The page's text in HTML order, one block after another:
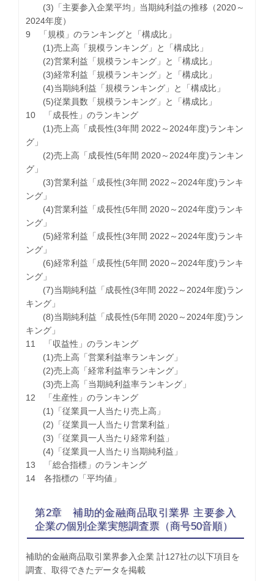
(3)「主要参入企業平均」当期純利益の推移（2020～
2024年度）
9 「規模」のランキングと「構成比」
(1)売上高「規模ランキング」と「構成比」
(2)営業利益「規模ランキング」と「構成比」
(3)経常利益「規模ランキング」と「構成比」
(4)当期純利益「規模ランキング」と「構成比」
(5)従業員数「規模ランキング」と「構成比」
10 「成長性」のランキング
(1)売上高「成長性(3年間 2022～2024年度)ランキン
グ」
(2)売上高「成長性(5年間 2020～2024年度)ランキン
グ」
(3)営業利益「成長性(3年間 2022～2024年度)ランキ
ング」
(4)営業利益「成長性(5年間 2020～2024年度)ランキ
ング」
(5)経常利益「成長性(3年間 2022～2024年度)ランキ
ング」
(6)経常利益「成長性(5年間 2020～2024年度)ランキ
ング」
(7)当期純利益「成長性(3年間 2022～2024年度)ラン
キング」
(8)当期純利益「成長性(5年間 2020～2024年度)ラン
キング」
11 「収益性」のランキング
(1)売上高「営業利益率ランキング」
(2)売上高「経常利益率ランキング」
(3)売上高「当期純利益率ランキング」
12 「生産性」のランキング
(1)「従業員一人当たり売上高」
(2)「従業員一人当たり営業利益」
(3)「従業員一人当たり経常利益」
(4)「従業員一人当たり当期純利益」
13 「総合指標」のランキング
14 各指標の「平均値」
第2章 補助的金融商品取引業界 主要参入
企業の個別企業実態調査票（商号50音順）
補助的金融商品取引業界参入企業 計127社の以下項目を
調査、取得できたデータを掲載